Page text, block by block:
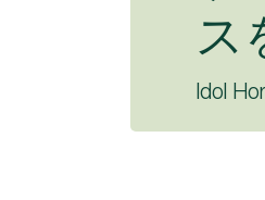
ス
Idol